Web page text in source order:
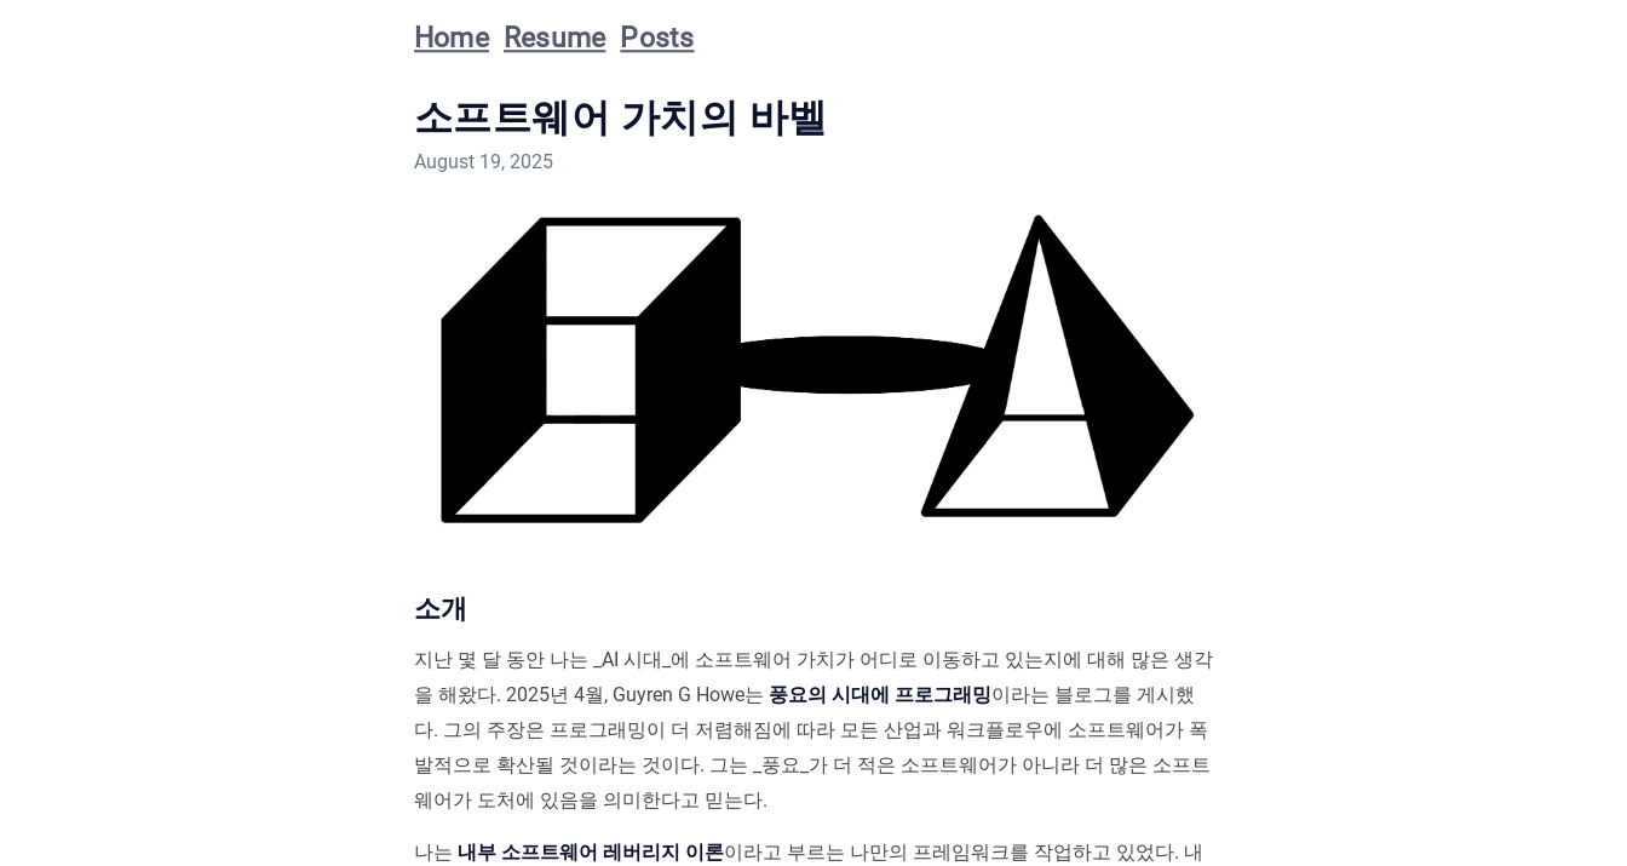
Home Resume Posts
소프트웨어 가치의 바벨
August 19, 2025
소개
지난 몇 달 동안 나는 _AI 시대_에 소프트웨어 가치가 어디로 이동하고 있는지에 대해 많은 생각
을 해왔다. 2025년 4월, Guyren G Howe는 풍요의 시대에 프로그래밍이라는 블로그를 게시했
다. 그의 주장은 프로그래밍이 더 저렴해짐에 따라 모든 산업과 워크플로우에 소프트웨어가 폭
발적으로 확산될 것이라는 것이다. 그는 _풍요_가 더 적은 소프트웨어가 아니라 더 많은 소프트
웨어가 도처에 있음을 의미한다고 믿는다.
나는 내부 소프트웨어 레버리지 이론이라고 부르는 나만의 프레임워크를 작업하고 있었다. 내